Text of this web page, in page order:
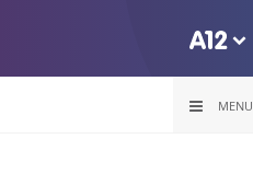
MENU